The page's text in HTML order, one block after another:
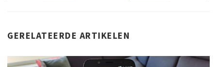
GERELATEERDE ARTIKELEN